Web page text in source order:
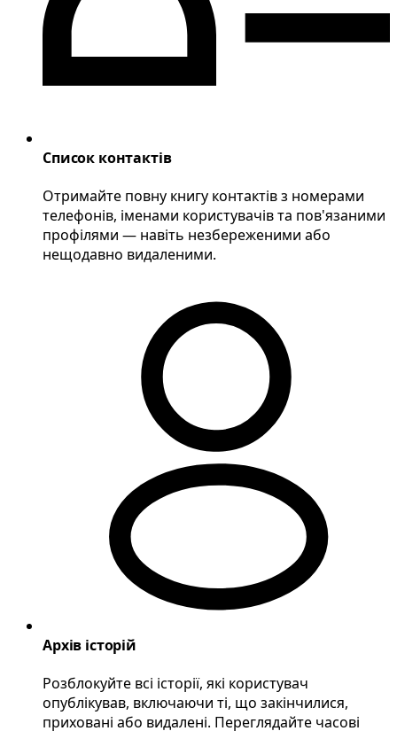
Список контактів
Отримайте повну книгу контактів з номерами
телефонів, іменами користувачів та пов'язаними
профілями — навіть незбереженими або
нещодавно видаленими.
Архів історій
Розблокуйте всі історії, які користувач
опублікував, включаючи ті, що закінчилися,
приховані або видалені. Переглядайте часові